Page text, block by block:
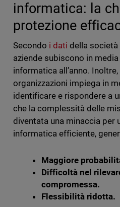
informatica: la
protezione
Secondo i dati della società
aziende subiscono in
informatica all’anno.
organizzazioni impiega in
identificare e rispondere a
che la complessità delle
diventata una minaccia per
informatica efficiente,
Maggiore
Difficoltà nel
compromessa.
Flessibilità ridotta.